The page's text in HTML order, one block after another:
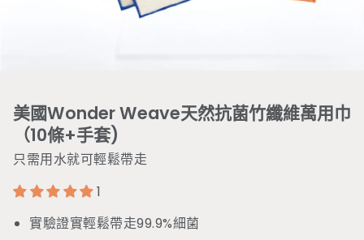
美國Wonder Weave天然抗菌竹纖維萬用巾
（10條+手套)
只需用水就可輕鬆帶走
1
實驗證實輕鬆帶走99.9%細菌